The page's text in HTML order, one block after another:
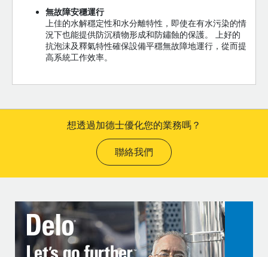
無故障安穩運行
上佳的水解穩定性和水分離特性，即使在有水污染的情
況下也能提供防沉積物形成和防鏽蝕的保護。 上好的
抗泡沫及釋氣特性確保設備平穩無故障地運行，從而提
高系統工作效率。
想透過加德士優化您的業務嗎？
聯絡我們